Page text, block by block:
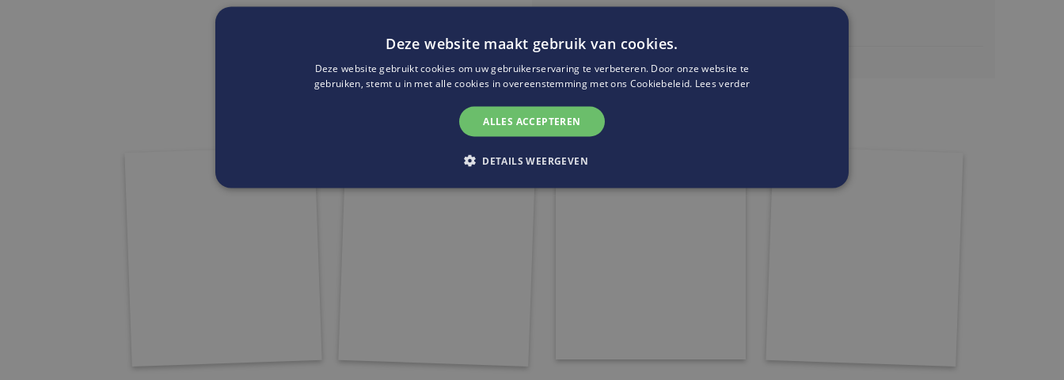
Website:https://www.avenue-lw.com/
Deze website maakt gebruik van cookies.
Deze website gebruikt cookies om uw gebruikerservaring te verbeteren. Door onze website te
gebruiken, stemt u in met alle cookies in overeenstemming met ons Cookiebeleid. Lees verder
ALLES ACCEPTEREN
DETAILS WEERGEVEN